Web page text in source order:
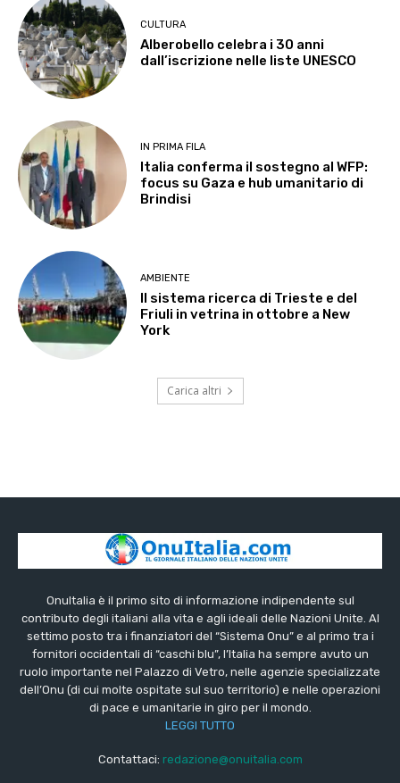
CULTURA
Alberobello celebra i 30 anni
dall’iscrizione nelle liste UNESCO
IN PRIMA FILA
Italia conferma il sostegno al WFP:
focus su Gaza e hub umanitario di
Brindisi
AMBIENTE
Il sistema ricerca di Trieste e del
Friuli in vetrina in ottobre a New
York
Carica altri
OnuItalia è il primo sito di informazione indipendente sul
contributo degli italiani alla vita e agli ideali delle Nazioni Unite. Al
settimo posto tra i finanziatori del “Sistema Onu” e al primo tra i
fornitori occidentali di “caschi blu”, l’Italia ha sempre avuto un
ruolo importante nel Palazzo di Vetro, nelle agenzie specializzate
dell’Onu (di cui molte ospitate sul suo territorio) e nelle operazioni
di pace e umanitarie in giro per il mondo.
LEGGI TUTTO
Contattaci: redazione@onuitalia.com